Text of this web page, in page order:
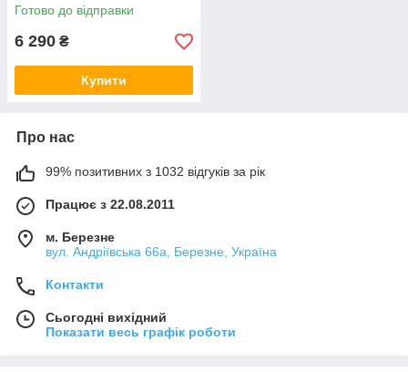
Готово до відправки
6 290 ₴
Купити
Про нас
99% позитивних з 1032 відгуків за рік
Працює з 22.08.2011
м. Березне
вул. Андріївська 66а, Березне, Україна
Контакти
Сьогодні вихідний
Показати весь графік роботи